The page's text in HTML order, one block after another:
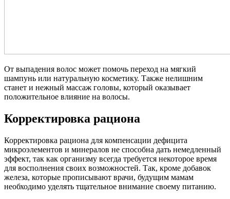
От выпадения волос может помочь переход на мягкий
шампунь или натуральную косметику. Также нелишним
станет и нежный массаж головы, который оказывает
положительное влияние на волосы.
Корректировка рациона
Корректировка рациона для компенсации дефицита
микроэлементов и минералов не способна дать немедленный
эффект, так как организму всегда требуется некоторое время
для восполнения своих возможностей. Так, кроме добавок
железа, которые прописывают врачи, будущим мамам
необходимо уделять тщательное внимание своему питанию.